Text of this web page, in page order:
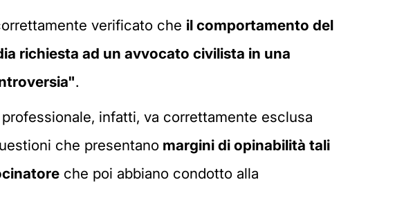
verificato che il comportamento del
richiesta ad un avvocato civilista in una
.
infatti, va correttamente esclusa
che presentano margini di opinabilità tali
che poi abbiano condotto alla